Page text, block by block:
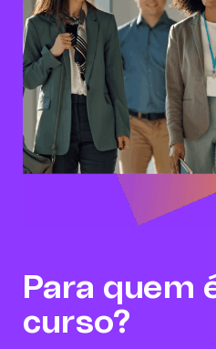
Para quem
curso?